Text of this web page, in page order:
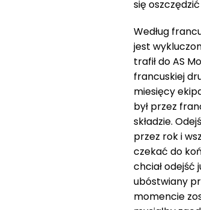
się
Według
jest
trafił do AS
francuskiej
miesięcy
był przez
składzie.
przez rok i
czekać do
chciał odejść
ubóstwiany
momencie